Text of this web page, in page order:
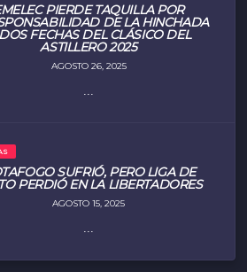
PIERDE TAQUILLA POR
DE LA HINCHADA
FECHAS DEL CLÁSICO DEL
ASTILLERO 2025
AGOSTO 26, 2025
SUFRIÓ, PERO LIGA DE
PERDIÓ EN LA LIBERTADORES
AGOSTO 15, 2025